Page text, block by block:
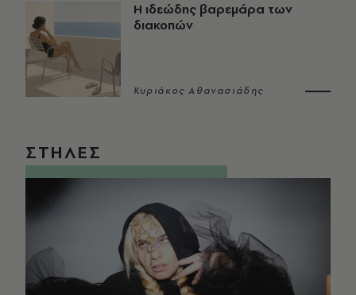
Η ιδεώδης βαρεμάρα των
διακοπών
Κυριάκος Αθανασιάδης
ΣΤΗΛΕΣ